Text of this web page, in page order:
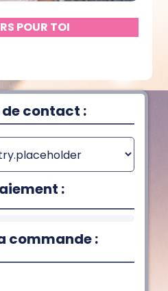
POUR TOI
contact :
:
commande :